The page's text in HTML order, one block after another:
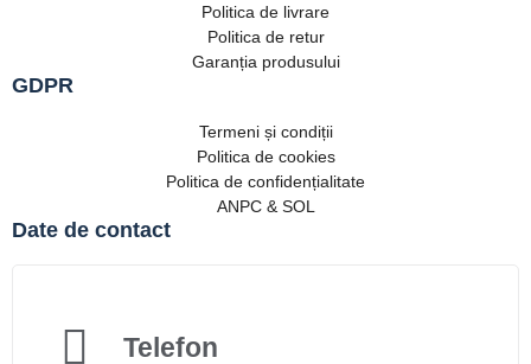
Politica de livrare
Politica de retur
Garanția produsului
GDPR
Termeni și condiții
Politica de cookies
Politica de confidențialitate
ANPC & SOL
Date de contact
Telefon